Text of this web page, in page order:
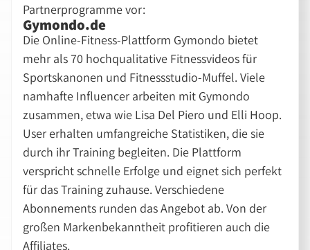
Partnerprogramme vor:
Gymondo.de
Die Online-Fitness-Plattform Gymondo bietet
mehr als 70 hochqualitative Fitnessvideos für
Sportskanonen und Fitnessstudio-Muffel. Viele
namhafte Influencer arbeiten mit Gymondo
zusammen, etwa wie Lisa Del Piero und Elli Hoop.
User erhalten umfangreiche Statistiken, die sie
durch ihr Training begleiten. Die Plattform
verspricht schnelle Erfolge und eignet sich perfekt
für das Training zuhause. Verschiedene
Abonnements runden das Angebot ab. Von der
großen Markenbekanntheit profitieren auch die
Affiliates.